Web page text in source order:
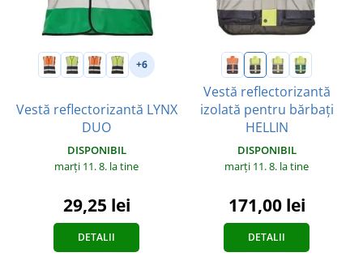
+6
Vestă reflectorizantă LYNX
DUO
DISPONIBIL
marți 11. 8. la tine
29,25 lei
DETALII
Vestă reflectorizantă
izolată pentru bărbați
HELLIN
DISPONIBIL
marți 11. 8. la tine
171,00 lei
DETALII